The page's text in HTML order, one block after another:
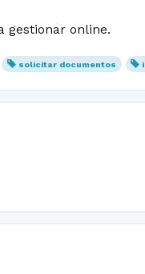
gestionar online.
solicitar documentos